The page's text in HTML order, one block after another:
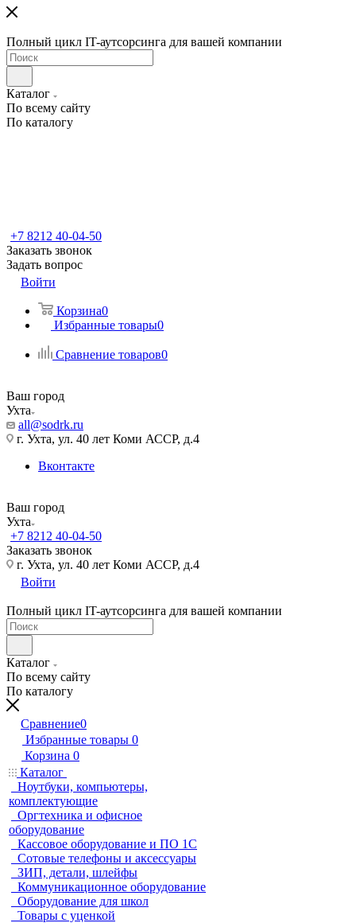
Полный цикл IT-аутсорсинга для вашей компании
Каталог
По всему сайту
По каталогу
+7 8212 40-04-50
Заказать звонок
Задать вопрос
Войти
Корзина0
Избранные товары0
Сравнение товаров0
Ваш город
Ухта
all@sodrk.ru
г. Ухта, ул. 40 лет Коми АССР, д.4
Вконтакте
Ваш город
Ухта
+7 8212 40-04-50
Заказать звонок
г. Ухта, ул. 40 лет Коми АССР, д.4
Войти
Полный цикл IT-аутсорсинга для вашей компании
Каталог
По всему сайту
По каталогу
Сравнение0
Избранные товары 0
Корзина 0
Каталог
Ноутбуки, компьютеры,
комплектующие
Оргтехника и офисное
оборудование
Кассовое оборудование и ПО 1С
Сотовые телефоны и аксессуары
ЗИП, детали, шлейфы
Коммуникационное оборудование
Оборудование для школ
Товары с уценкой